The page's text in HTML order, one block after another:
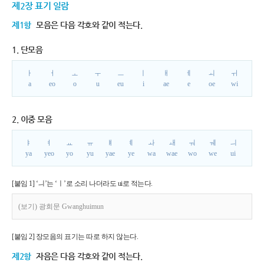
제2장 표기 일람
제1항 모음은 다음 각호와 같이 적는다.
1. 단모음
ㅏ
a
ㅓ
eo
ㅗ
o
ㅜ
u
ㅡ
eu
i
ㅐ
ae
ㅔ
e
ㅚ
oe
ㅟ
wi
2. 이중 모음
ㅑ
ya
ㅕ
yeo
ㅛ
yo
ㅠ
yu
ㅒ
yae
ㅖ
ye
ㅘ
wa
ㅙ
wae
ㅝ
wo
ㅞ
we
ㅢ
ui
[붙임 1] ‘ㅢ’는 ‘ㅣ’로 소리 나더라도 ui로 적는다.
(보기) 광희문 Gwanghuimun
[붙임 2] 장모음의 표기는 따로 하지 않는다.
제2항 자음은 다음 각호와 같이 적는다.